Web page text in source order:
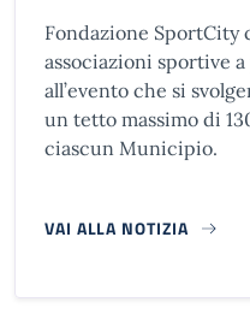
Fondazione SportCity
associazioni sportive
all’evento che si
un tetto massimo di
ciascun Municipio.
VAI ALLA NOTIZIA